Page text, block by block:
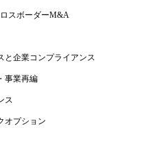
スボーダーM&A
と企業コンプライアンス
事業再編
ス
オプション